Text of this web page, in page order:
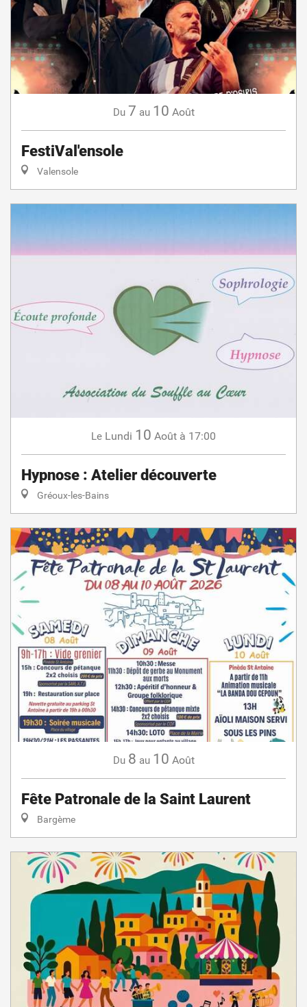
Du 7 au 10 Août
FestiVal'ensole
Valensole
Le Lundi 10 Août à 17:00
Hypnose : Atelier découverte
Gréoux-les-Bains
Du 8 au 10 Août
Fête Patronale de la Saint Laurent
Bargème